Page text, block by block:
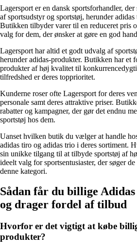
Lagersport er en dansk sportsforhandler,
af sportsudstyr og sportstøj, herunder
Butikken tilbyder varer til en reduceret pris
valg for dem, der ønsker at gøre en god
Lagersport har altid et godt udvalg af
herunder adidas-produkter. Butikken har et
produkter af høj kvalitet til
tilfredshed er deres topprioritet.
Kunderne roser ofte Lagersport for deres
personale samt deres attraktive priser.
rabatter og kampagner, der gør det endnu
sportstøj hos dem.
Uanset hvilken butik du vælger at handle
adidas tiro og adidas trio i deres sortiment.
sin unikke tilgang til at tilbyde sportstøj af
ideelt valg for sportsentusiaster, der søger
denne kategori.
Sådan får du billige
og drager fordel af tilbud
Hvorfor er det vigtigt at købe
produkter?